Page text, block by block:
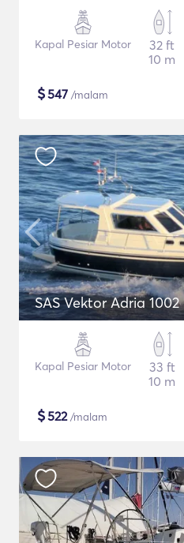
Kapal Pesiar Motor
32 ft
10 m
$547 /malam
SAS Vektor Adria 1002
Kapal Pesiar Motor
33 ft
10 m
$522/malam